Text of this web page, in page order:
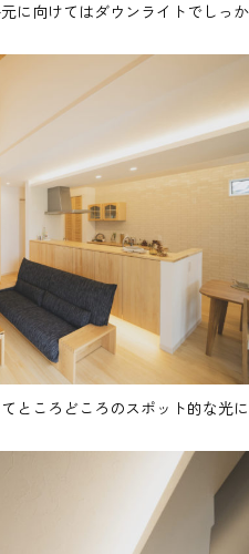
に向けてはダウンライトでしっか
ところどころのスポット的な光に